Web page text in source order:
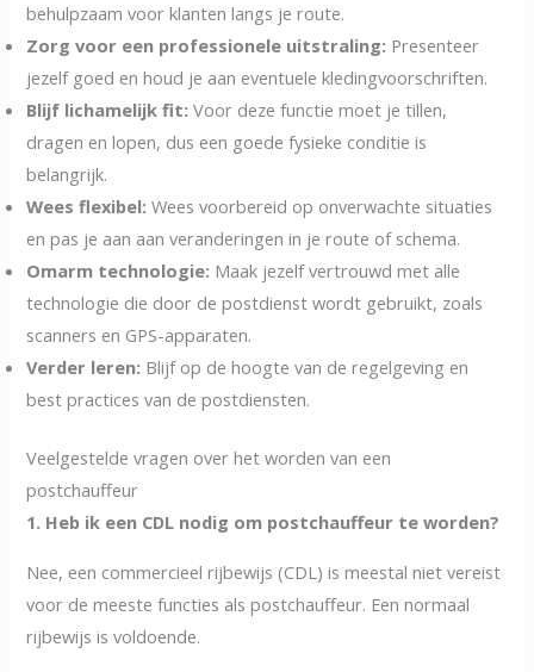
behulpzaam voor klanten langs je route.
Zorg voor een professionele uitstraling: Presenteer
jezelf goed en houd je aan eventuele kledingvoorschriften.
Blijf lichamelijk fit: Voor deze functie moet je tillen,
dragen en lopen, dus een goede fysieke conditie is
belangrijk.
Wees flexibel: Wees voorbereid op onverwachte situaties
en pas je aan aan veranderingen in je route of schema.
Omarm technologie: Maak jezelf vertrouwd met alle
technologie die door de postdienst wordt gebruikt, zoals
scanners en GPS-apparaten.
Verder leren: Blijf op de hoogte van de regelgeving en
best practices van de postdiensten.
Veelgestelde vragen over het worden van een
postchauffeur
1. Heb ik een CDL nodig om postchauffeur te worden?
Nee, een commercieel rijbewijs (CDL) is meestal niet vereist
voor de meeste functies als postchauffeur. Een normaal
rijbewijs is voldoende.